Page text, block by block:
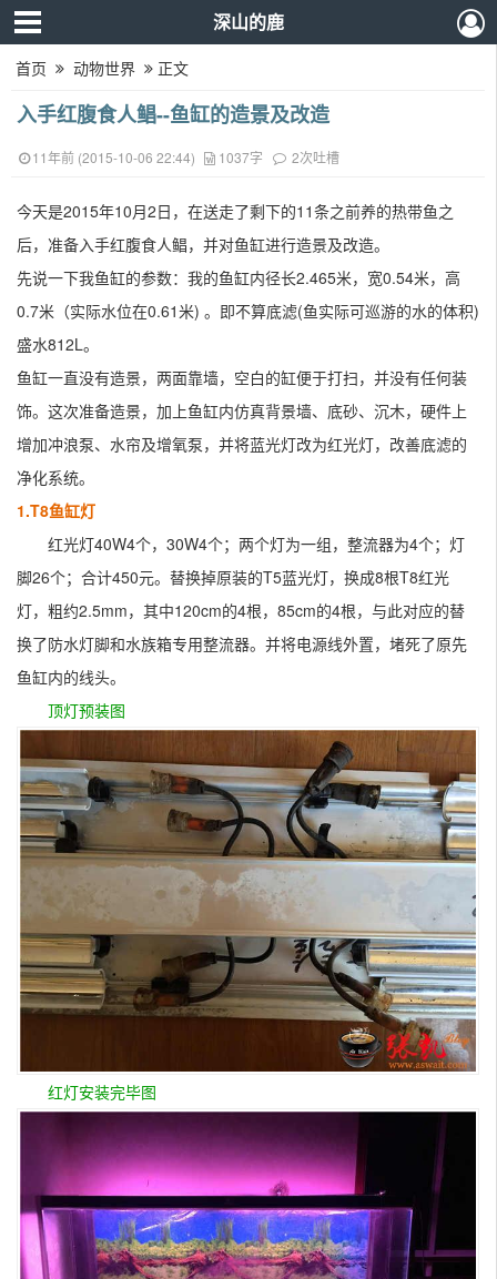
深山的鹿
首页 动物世界 正文
入手红腹食人鲳--鱼缸的造景及改造
11年前 (2015-10-06 22:44) 1037字 2次吐槽
今天是2015年10月2日，在送走了剩下的11条之前养的热带鱼之
后，准备入手红腹食人鲳，并对鱼缸进行造景及改造。
先说一下我鱼缸的参数：我的鱼缸内径长2.465米，宽0.54米，高
0.7米（实际水位在0.61米) 。即不算底滤(鱼实际可巡游的水的体积)
盛水812L。
鱼缸一直没有造景，两面靠墙，空白的缸便于打扫，并没有任何装
饰。这次准备造景，加上鱼缸内仿真背景墙、底砂、沉木，硬件上
增加冲浪泵、水帘及增氧泵，并将蓝光灯改为红光灯，改善底滤的
净化系统。
1.T8鱼缸灯
红光灯40W4个，30W4个；两个灯为一组， 整流器为4个；灯
脚26个；合计450元。替换掉原装的T5蓝光灯，换成8根T8红光
灯，粗约2.5mm，其中120cm的4根，85cm的4根，与此对应的替
换了防水灯脚和水族箱专用整流器。并将电源线外置，堵死了原先
鱼缸内的线头。
顶灯预装图
红灯安装完毕图